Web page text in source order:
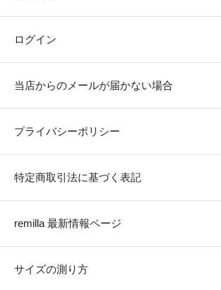
ログイン
当店からのメールが届かない場合
プライバシーポリシー
特定商取引法に基づく表記
remilla 最新情報ページ
サイズの測り方